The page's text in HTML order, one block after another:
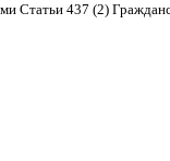
Статьи 437 (2)